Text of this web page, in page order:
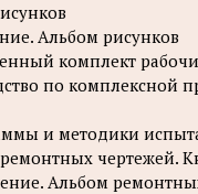
Альбом рисунков
комплект
по комплексной
и методики
чертежей.
Альбом